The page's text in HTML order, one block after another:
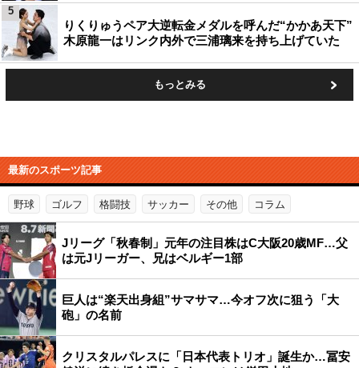
りくりゅうペア大逆転金メダルを呼んだ“かかあ天下”
木原龍一はリンク内外で三浦璃来を持ち上げていた
5
もっとみる
最新のスポーツ記事
野球 ゴルフ 格闘技 サッカー その他 コラム
Jリーグ「秋春制」元年の注目株はC大阪20歳MF…父
は元Jリーガー、兄はベルギー1部
巨人は“楽天出身組”サマサマ…今オフ次に狙う「大
砲」の名前
クリスタルパレスに「日本代表トリオ」誕生か…冨安